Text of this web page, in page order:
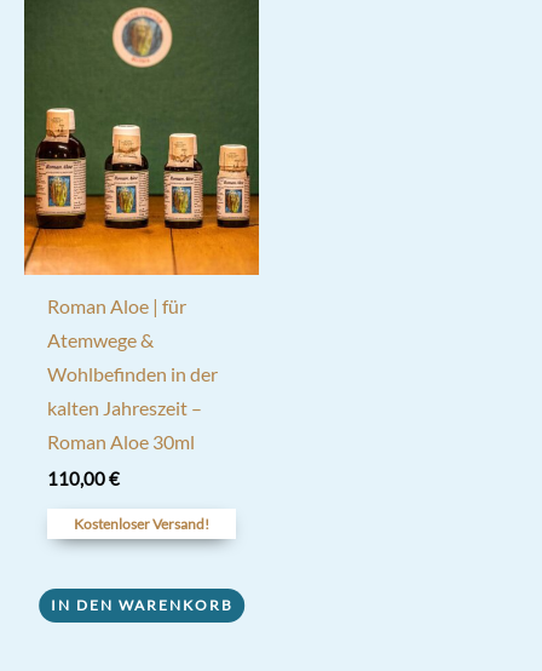
Roman Aloe | für
Atemwege &
Wohlbefinden in der
kalten Jahreszeit –
Roman Aloe 30ml
110,00€
Kostenloser Versand!
IN DEN WARENKORB